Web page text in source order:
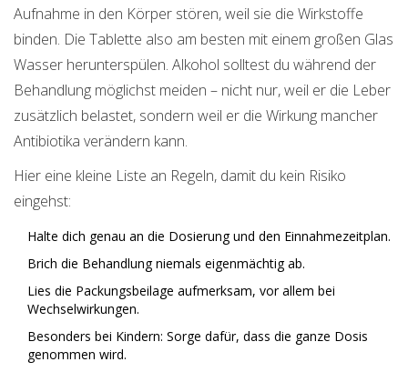
Aufnahme in den Körper stören, weil sie die Wirkstoffe
binden. Die Tablette also am besten mit einem großen Glas
Wasser herunterspülen. Alkohol solltest du während der
Behandlung möglichst meiden – nicht nur, weil er die Leber
zusätzlich belastet, sondern weil er die Wirkung mancher
Antibiotika verändern kann.
Hier eine kleine Liste an Regeln, damit du kein Risiko
eingehst:
Halte dich genau an die Dosierung und den Einnahmezeitplan.
Brich die Behandlung niemals eigenmächtig ab.
Lies die Packungsbeilage aufmerksam, vor allem bei
Wechselwirkungen.
Besonders bei Kindern: Sorge dafür, dass die ganze Dosis
genommen wird.